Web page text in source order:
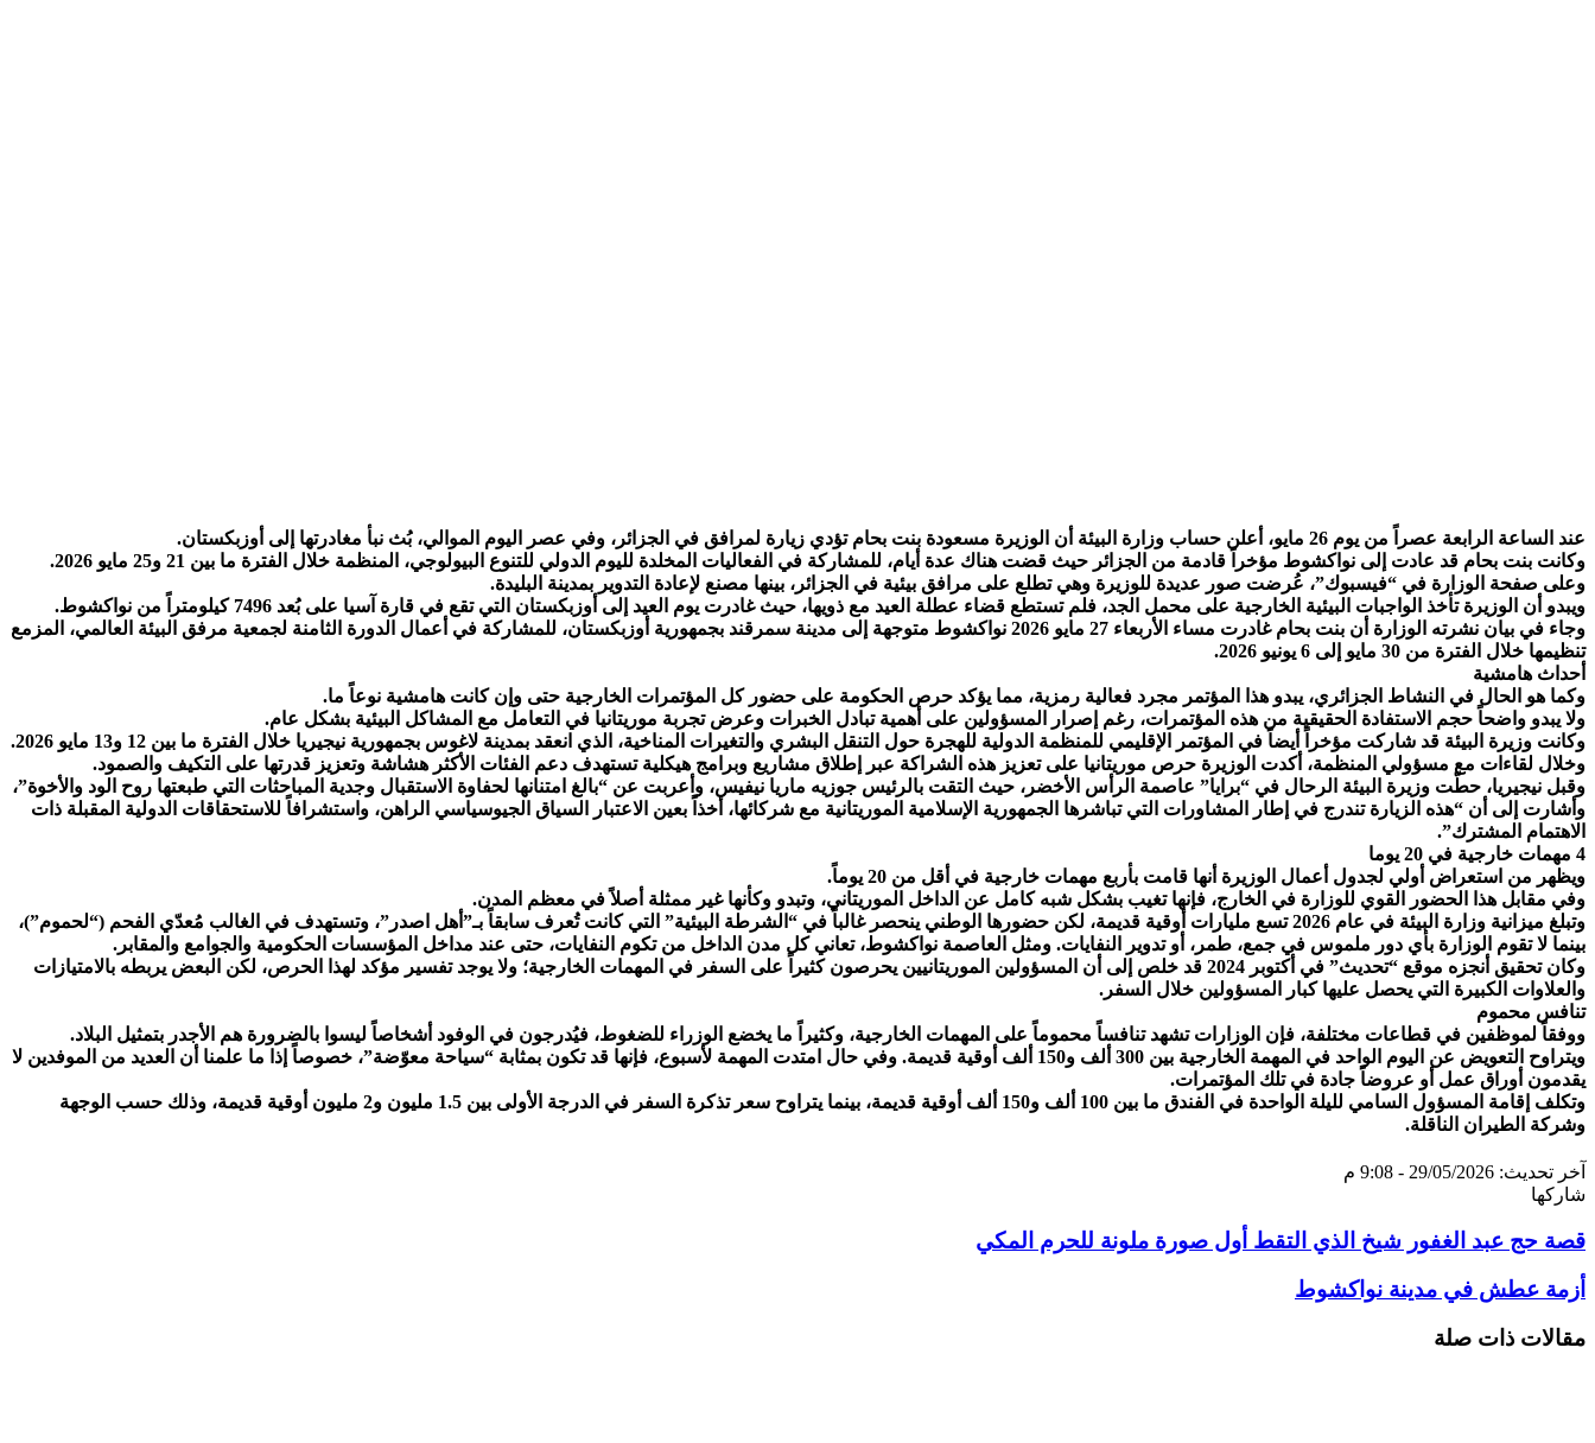
عند الساعة الرابعة عصراً من يوم 26 مايو، أعلن حساب وزارة البيئة أن الوزيرة مسعودة بنت بحام تؤدي زيارة لمرافق في الجزائر، وفي عصر اليوم الموالي، بُث نبأ مغادرتها إلى أوزبكستان.
وكانت بنت بحام قد عادت إلى نواكشوط مؤخراً قادمة من الجزائر حيث قضت هناك عدة أيام، للمشاركة في الفعاليات المخلدة لليوم الدولي للتنوع البيولوجي، المنظمة خلال الفترة ما بين 21 و25 مايو 2026.
وعلى صفحة الوزارة في “فيسبوك”، عُرضت صور عديدة للوزيرة وهي تطلع على مرافق بيئية في الجزائر، بينها مصنع لإعادة التدوير بمدينة البليدة.
ويبدو أن الوزيرة تأخذ الواجبات البيئية الخارجية على محمل الجد، فلم تستطع قضاء عطلة العيد مع ذويها، حيث غادرت يوم العيد إلى أوزبكستان التي تقع في قارة آسيا على بُعد 7496 كيلومتراً من نواكشوط.
وجاء في بيان نشرته الوزارة أن بنت بحام غادرت مساء الأربعاء 27 مايو 2026 نواكشوط متوجهة إلى مدينة سمرقند بجمهورية أوزبكستان، للمشاركة في أعمال الدورة الثامنة لجمعية مرفق البيئة العالمي، المزمع
تنظيمها خلال الفترة من 30 مايو إلى 6 يونيو 2026.
أحداث هامشية
وكما هو الحال في النشاط الجزائري، يبدو هذا المؤتمر مجرد فعالية رمزية، مما يؤكد حرص الحكومة على حضور كل المؤتمرات الخارجية حتى وإن كانت هامشية نوعاً ما.
ولا يبدو واضحاً حجم الاستفادة الحقيقية من هذه المؤتمرات، رغم إصرار المسؤولين على أهمية تبادل الخبرات وعرض تجربة موريتانيا في التعامل مع المشاكل البيئية بشكل عام.
وكانت وزيرة البيئة قد شاركت مؤخراً أيضاً في المؤتمر الإقليمي للمنظمة الدولية للهجرة حول التنقل البشري والتغيرات المناخية، الذي انعقد بمدينة لاغوس بجمهورية نيجيريا خلال الفترة ما بين 12 و13 مايو 2026.
وخلال لقاءات مع مسؤولي المنظمة، أكدت الوزيرة حرص موريتانيا على تعزيز هذه الشراكة عبر إطلاق مشاريع وبرامج هيكلية تستهدف دعم الفئات الأكثر هشاشة وتعزيز قدرتها على التكيف والصمود.
وقبل نيجيريا، حطّت وزيرة البيئة الرحال في “برايا” عاصمة الرأس الأخضر، حيث التقت بالرئيس جوزيه ماريا نيفيس، وأعربت عن “بالغ امتنانها لحفاوة الاستقبال وجدية المباحثات التي طبعتها روح الود والأخوة”،
وأشارت إلى أن “هذه الزيارة تندرج في إطار المشاورات التي تباشرها الجمهورية الإسلامية الموريتانية مع شركائها، أخذاً بعين الاعتبار السياق الجيوسياسي الراهن، واستشرافاً للاستحقاقات الدولية المقبلة ذات
الاهتمام المشترك”.
4 مهمات خارجية في 20 يوما
ويظهر من استعراض أولي لجدول أعمال الوزيرة أنها قامت بأربع مهمات خارجية في أقل من 20 يوماً.
وفي مقابل هذا الحضور القوي للوزارة في الخارج، فإنها تغيب بشكل شبه كامل عن الداخل الموريتاني، وتبدو وكأنها غير ممثلة أصلاً في معظم المدن.
وتبلغ ميزانية وزارة البيئة في عام 2026 تسع مليارات أوقية قديمة، لكن حضورها الوطني ينحصر غالباً في “الشرطة البيئية” التي كانت تُعرف سابقاً بـ”أهل اصدر”، وتستهدف في الغالب مُعدّي الفحم (“لحموم”)،
بينما لا تقوم الوزارة بأي دور ملموس في جمع، طمر، أو تدوير النفايات. ومثل العاصمة نواكشوط، تعاني كل مدن الداخل من تكوم النفايات، حتى عند مداخل المؤسسات الحكومية والجوامع والمقابر.
وكان تحقيق أنجزه موقع “تحديث” في أكتوبر 2024 قد خلص إلى أن المسؤولين الموريتانيين يحرصون كثيراً على السفر في المهمات الخارجية؛ ولا يوجد تفسير مؤكد لهذا الحرص، لكن البعض يربطه بالامتيازات
والعلاوات الكبيرة التي يحصل عليها كبار المسؤولين خلال السفر.
تنافس محموم
ووفقاً لموظفين في قطاعات مختلفة، فإن الوزارات تشهد تنافساً محموماً على المهمات الخارجية، وكثيراً ما يخضع الوزراء للضغوط، فيُدرجون في الوفود أشخاصاً ليسوا بالضرورة هم الأجدر بتمثيل البلاد.
ويتراوح التعويض عن اليوم الواحد في المهمة الخارجية بين 300 ألف و150 ألف أوقية قديمة. وفي حال امتدت المهمة لأسبوع، فإنها قد تكون بمثابة “سياحة معوّضة”، خصوصاً إذا ما علمنا أن العديد من الموفدين لا
يقدمون أوراق عمل أو عروضاً جادة في تلك المؤتمرات.
وتكلف إقامة المسؤول السامي لليلة الواحدة في الفندق ما بين 100 ألف و150 ألف أوقية قديمة، بينما يتراوح سعر تذكرة السفر في الدرجة الأولى بين 1.5 مليون و2 مليون أوقية قديمة، وذلك حسب الوجهة
وشركة الطيران الناقلة.
آخر تحديث: 29/05/2026 - 9:08 م
شاركها
عبر
قصة حج عبد الغفور شيخ الذي التقط أول صورة ملونة للحرم المكي
أزمة عطش في مدينة نواكشوط
مقالات ذات صلة